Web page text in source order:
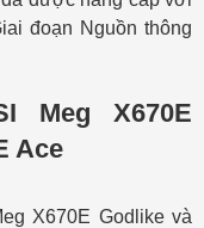
đoạn Nguồn thông
Meg X670E
Ace
X670E Godlike và